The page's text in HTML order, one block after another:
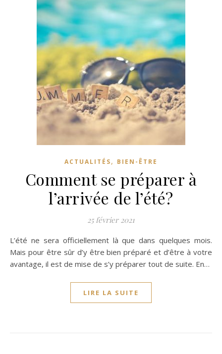
ACTUALITÉS, BIEN-ÊTRE
Comment se préparer à
l’arrivée de l’été?
25 février 2021
L’été ne sera officiellement là que dans quelques mois.
Mais pour être sûr d’y être bien préparé et d’être à votre
avantage, il est de mise de s’y préparer tout de suite. En…
LIRE LA SUITE